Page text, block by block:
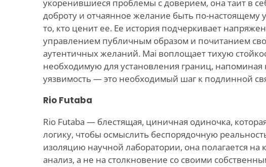
укоренившиеся проблемы с доверием, она таит в
доброту и отчаянное желание быть по-настоящему
то, кто ценит ее. Ее история подчеркивает
управлением публичным образом и почитанием
аутентичных желаний. Mai воплощает тихую
необходимую для установления границ, напоминая
уязвимость — это необходимый шаг к подлинной
Rio Futaba
Rio Futaba — блестящая, циничная одиночка,
логику, чтобы осмыслить беспорядочную
изоляцию научной лаборатории, она полагается на
анализ, а не на столкновение со своими